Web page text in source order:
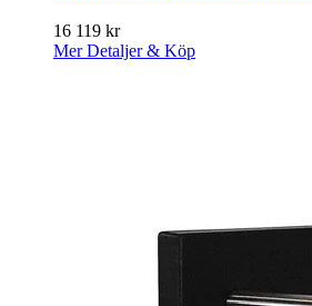
16 119 kr
Mer Detaljer & Köp